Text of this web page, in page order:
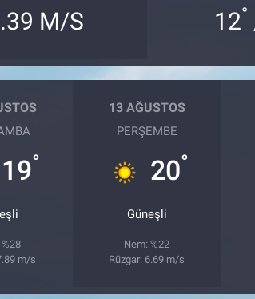
M/S 12°
19°
m/s
13 AĞUSTOS
PERŞEMBE
20°
Güneşli
Nem: %22
Rüzgar: 6.69 m/s